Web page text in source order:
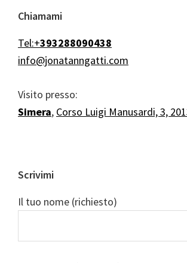
Chiamami
Tel:+393288090438
info@jonatanngatti.com
Visito presso:
Simera, Corso Luigi Manusardi, 3,
Scrivimi
Il tuo nome (richiesto)